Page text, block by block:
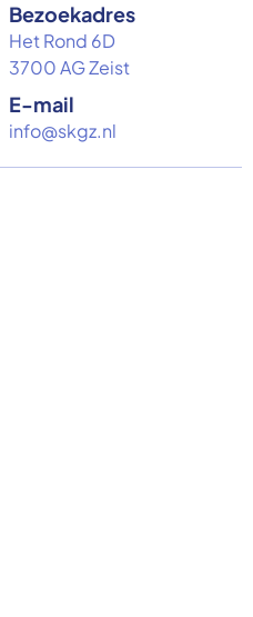
Bezoekadres
Het Rond 6D
3700 AG Zeist
E-mail
info@skgz.nl